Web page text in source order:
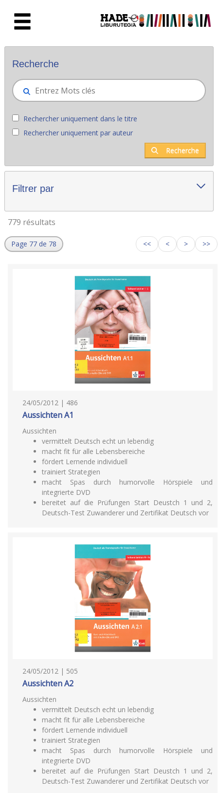
Nouveaux livres - Liburutegia
Recherche
Rechercher uniquement dans le titre
Rechercher uniquement par auteur
Recherche
Filtrer par
779 résultats
Page 77 de 78 << < > >>
24/05/2012 | 486
Aussichten A1
Aussichten
vermittelt Deutsch echt un lebendig
macht fit für alle Lebensbereiche
fördert Lernende individuell
trainiert Strategien
macht Spas durch humorvolle Hörspiele und
integrierte DVD
bereitet auf die Prüfungen Start Deustch 1 und 2,
Deutsch-Test Zuwanderer und Zertifikat Deutsch vor
24/05/2012 | 505
Aussichten A2
Aussichten
vermittelt Deutsch echt un lebendig
macht fit für alle Lebensbereiche
fördert Lernende individuell
trainiert Strategien
macht Spas durch humorvolle Hörspiele und
integrierte DVD
bereitet auf die Prüfungen Start Deustch 1 und 2,
Deutsch-Test Zuwanderer und Zertifikat Deutsch vor